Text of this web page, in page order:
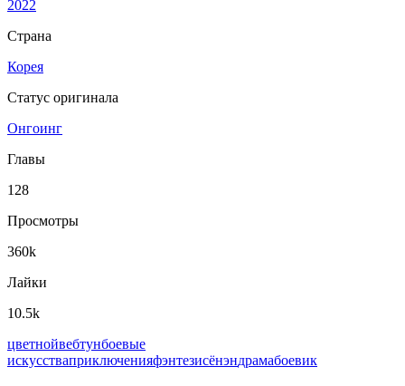
2022
Страна
Корея
Статус оригинала
Онгоинг
Главы
128
Просмотры
360k
Лайки
10.5k
цветнойвeбтунбоевые
искусстваприключенияфэнтезисёнэндрамабоевик